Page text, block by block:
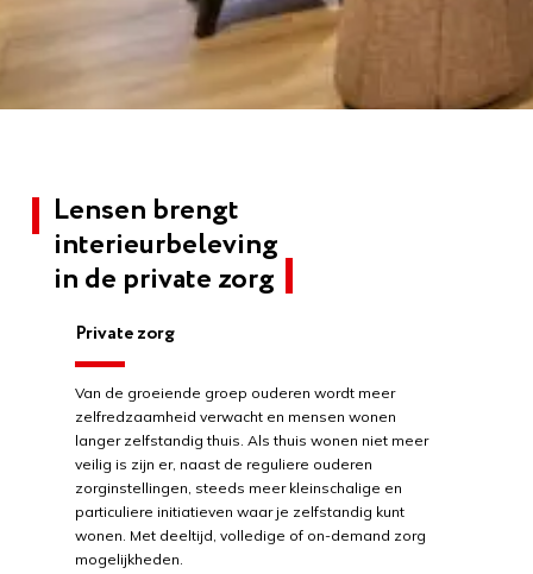
Lensen brengt
interieurbeleving
in de private zorg
Private zorg
Van de groeiende groep ouderen wordt meer
zelfredzaamheid verwacht en mensen wonen
langer zelfstandig thuis. Als thuis wonen niet meer
veilig is zijn er, naast de reguliere ouderen
zorginstellingen, steeds meer kleinschalige en
particuliere initiatieven waar je zelfstandig kunt
wonen. Met deeltijd, volledige of on-demand zorg
mogelijkheden.